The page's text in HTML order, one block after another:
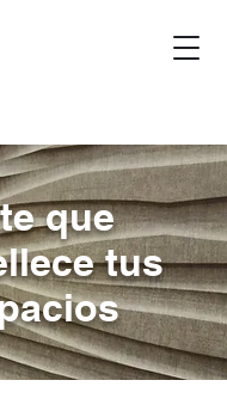
que
tus